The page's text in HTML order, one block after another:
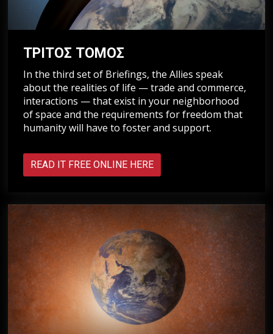
ΤΡΙΤΟΣ ΤΟΜΟΣ
In the third set of Briefings, the Allies speak
about the realities of life — trade and commerce,
interactions — that exist in your neighborhood
of space and the requirements for freedom that
humanity will have to foster and support.
READ IT FREE ONLINE HERE